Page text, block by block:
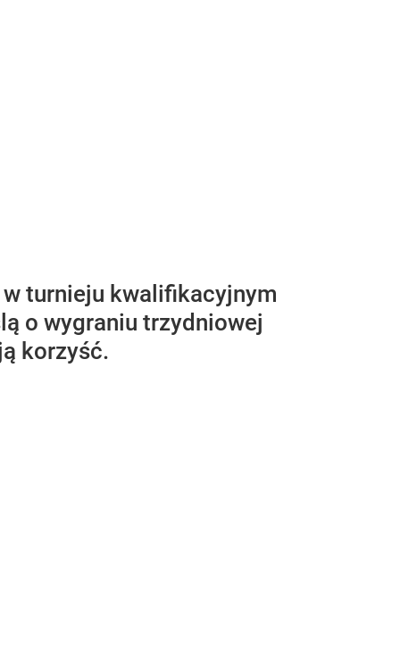
turnieju kwalifikacyjnym
o wygraniu trzydniowej
korzyść.